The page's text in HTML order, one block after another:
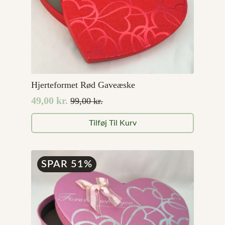
Hjerteformet Rød Gaveæske
99,00kr.
Den
oprindelige
pris
99,00 kr..
49,00 kr.
Den
aktuelle
pris
49,00 kr..
Tilføj Til Kurv
SPAR 51%